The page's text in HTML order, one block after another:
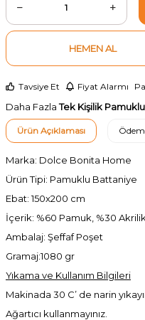
HEMEN AL
Tavsiye Et Fiyat Alarmı
Daha FazlaTek Kişilik
Ürün Açıklaması
Marka: Dolce Bonita Home
Ürün Tipi: Pamuklu Battaniye
Ebat: 150x200 cm
İçerik: %60 Pamuk, %30
Ambalaj: Şeffaf Poşet
Gramaj:1080 gr
Yıkama ve Kullanım Bilgileri
Makinada 30 C’ de narin
Ağartıcı kullanmayınız.